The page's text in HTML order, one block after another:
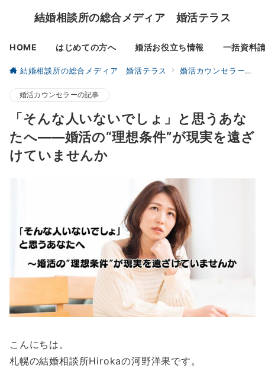
結婚相談所の総合メディア 婚活テラス
HOME はじめての方へ 婚活お役立ち情報 一括資料
結婚相談所の総合メディア 婚活テラス 婚活カウンセラーの記事
婚活カウンセラーの記事
「そんな人いないでしょ」と思うあな
たへ――婚活の“理想条件”が現実を遠ざ
けていませんか
こんにちは。
札幌の結婚相談所Hirokaの河野洋果です。